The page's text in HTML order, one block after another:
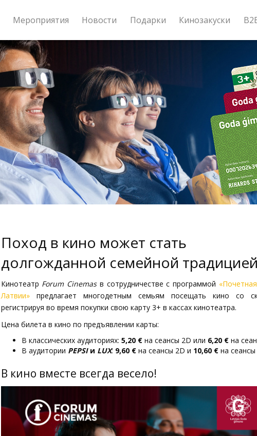
Мероприятия Новости Подарки Кинозакуски
Поход в кино может стать
долгожданной семейной
Кинотеатр Forum Cinemasв сотрудничестве с программой
Латвии»предлагает многодетным семьям посещать кино со
регистрируя во время покупки свою карту 3+ в кассах кинотеатра.
Цена билета в кино по предъявлении карты:
В классических аудиториях: 5,20 €на сеансы 2D или 6,20 €на
В аудитории PEPSI и LUX: 9,60 €на сеансы 2D и 10,60 €на сеансы
В кино вместе всегда весело!